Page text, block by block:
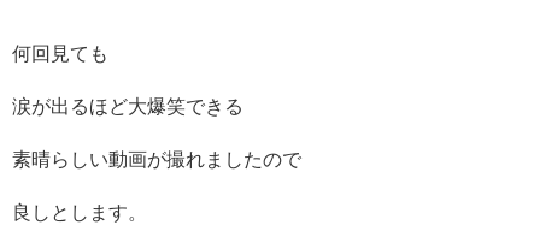
何回見ても
涙が出るほど大爆笑できる
素晴らしい動画が撮れましたので
良しとします。